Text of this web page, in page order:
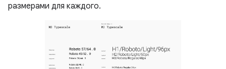
размерами для каждого.